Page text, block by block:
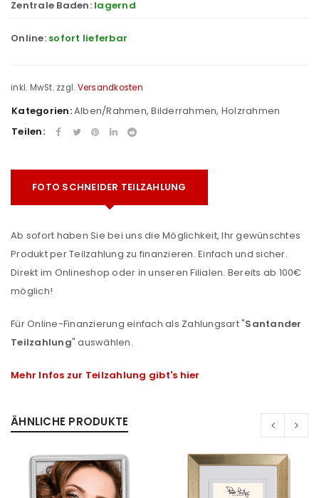
Zentrale Baden: lagernd
Online: sofort lieferbar
inkl. MwSt. zzgl. Versandkosten
Kategorien:Alben/Rahmen,Bilderrahmen, Holzrahmen
Teilen:
FOTO SCHNEIDER TEILZAHLUNG
Ab sofort haben Sie bei uns die Möglichkeit, Ihr gewünschtes
Produkt per Teilzahlung zu finanzieren. Einfach und sicher.
Direkt im Onlineshop oder in unseren Filialen. Bereits ab 100€
möglich!
Für Online-Finanzierung einfach als Zahlungsart "Santander
Teilzahlung" auswählen.
Mehr Infos zur Teilzahlung gibt's hier
ÄHNLICHE PRODUKTE